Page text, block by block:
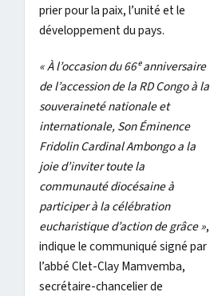
prier pour la paix, l’unité et le
développement du pays.
« À l’occasion du 66ᵉ anniversaire
de l’accession de la RD Congo à la
souveraineté nationale et
internationale, Son Éminence
Fridolin Cardinal Ambongo a la
joie d’inviter toute la
communauté diocésaine à
participer à la célébration
eucharistique d’action de grâce »,
indique le communiqué signé par
l’abbé Clet-Clay Mamvemba,
secrétaire-chancelier de